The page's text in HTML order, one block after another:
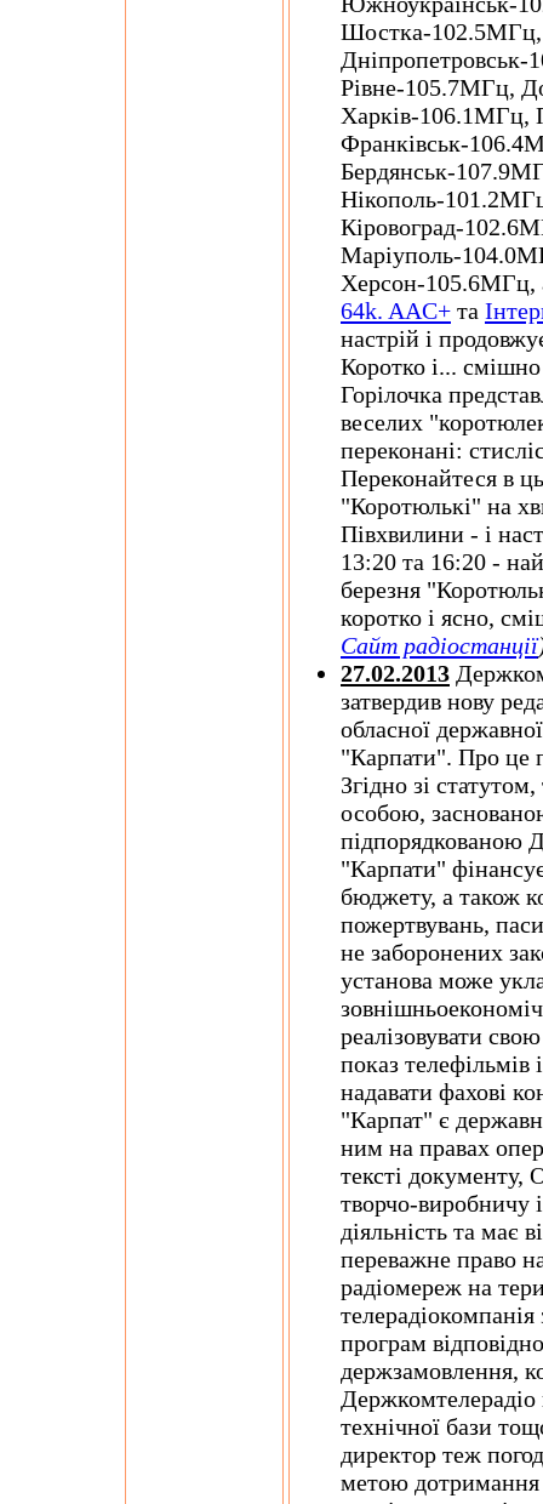
Шостка-
Рівне-105.7МГц,
Харків-106.1МГц,
Франківськ-
Бердянськ-
Нікополь-
Кіровоград-
Маріуполь-
Херсон-105.6МГц,
64k. AAC+ та
настрій і
Коротко і...
Горілочка
веселих
переконані:
Переконайтеся в
"Коротюлькі" на
Півхвилини - і
13:20 та 16:20 -
березня
коротко і ясно,
Сайт радіостанції
27.02.2013
затвердив нову
обласної
"Карпати". Про це
Згідно зі
особою,
підпорядкованою
"Карпати"
бюджету, а також
пожертвувань,
не заборонених
установа може
реалізовувати
показ телефільмів
надавати фахові
"Карпат" є
ним на правах
тексті
творчо-виробничу
діяльність та має
переважне право
радіомереж на
програм
держзамовлення,
Держкомтелерадіо
технічної бази
директор теж
метою дотримання